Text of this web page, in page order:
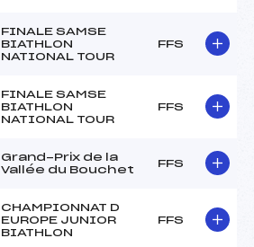
FINALE SAMSE
BIATHLON
NATIONAL TOUR
FFS
FINALE SAMSE
BIATHLON
NATIONAL TOUR
FFS
Grand-Prix de la
Vallée du Bouchet
FFS
CHAMPIONNAT D
EUROPE JUNIOR
BIATHLON
FFS